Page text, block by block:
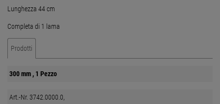
Lunghezza 44 cm
Completa di 1 lama
Prodotti
300 mm , 1 Pezzo
Art.-Nr. 3742.0000.0,